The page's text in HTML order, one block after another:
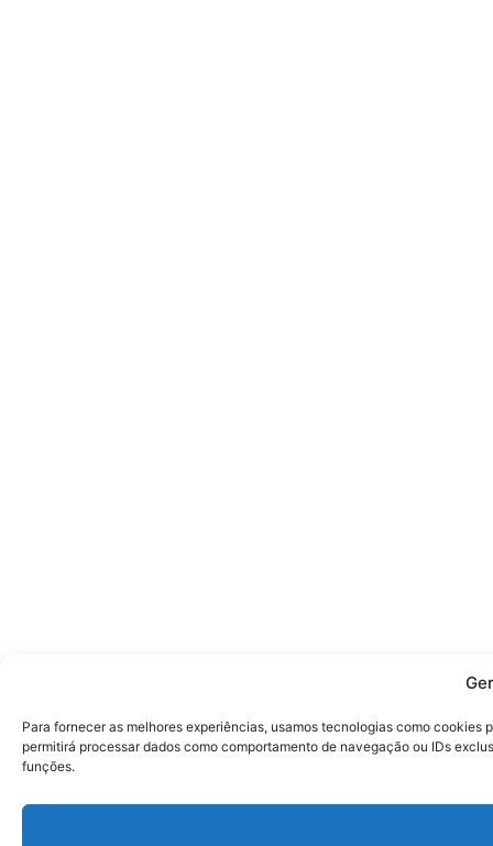
Para fornecer as melhores experiências, usamos tecnologias como
permitirá processar dados como comportamento de navegação ou IDs
funções.